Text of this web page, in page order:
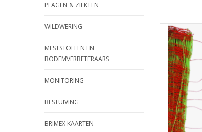
PLAGEN & ZIEKTEN
WILDWERING
MESTSTOFFEN EN
BODEMVERBETERAARS
MONITORING
BESTUIVING
BRIMEX KAARTEN